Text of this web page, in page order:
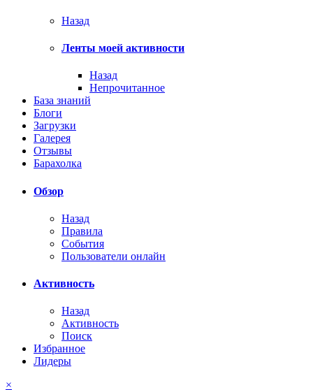
Назад
Ленты моей активности
Назад
Непрочитанное
База знаний
Блоги
Загрузки
Галерея
Отзывы
Барахолка
Обзор
Назад
Правила
События
Пользователи онлайн
Активность
Назад
Активность
Поиск
Избранное
Лидеры
×